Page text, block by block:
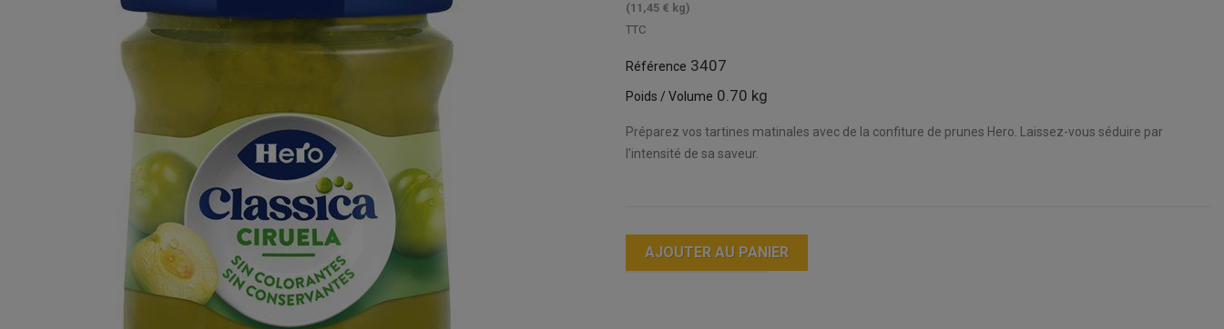
(11,45 € kg)
TTC
Référence 3407
Poids / Volume 0.70 kg
Préparez vos tartines matinales avec de la confiture de prunes Hero. Laissez-vous séduire par
l'intensité de sa saveur.
AJOUTER AU PANIER